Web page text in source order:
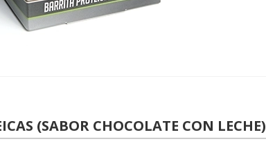
(SABOR CHOCOLATE CON LECHE)